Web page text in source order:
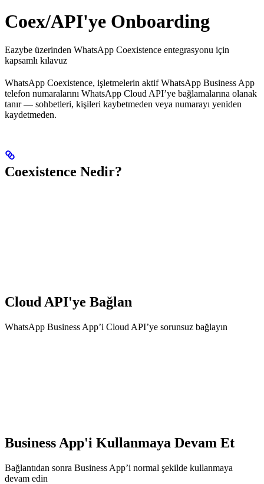
Coex/API'ye Onboarding
Eazybe üzerinden WhatsApp Coexistence entegrasyonu için
kapsamlı kılavuz
WhatsApp Coexistence, işletmelerin aktif WhatsApp Business App
telefon numaralarını WhatsApp Cloud API’ye bağlamalarına olanak
tanır — sohbetleri, kişileri kaybetmeden veya numarayı yeniden
kaydetmeden.
Coexistence Nedir?
Cloud API'ye Bağlan
WhatsApp Business App’i Cloud API’ye sorunsuz bağlayın
Business App'i Kullanmaya Devam Et
Bağlantıdan sonra Business App’i normal şekilde kullanmaya
devam edin